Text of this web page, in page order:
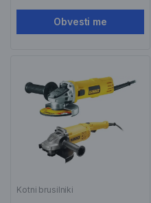
Obvesti me
Kotni brusilniki